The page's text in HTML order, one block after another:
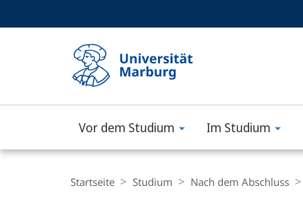
Philipps-
Universität
Marburg
Vor dem Studium Im Studium
Navigation
Startseite Studium Nach dem Abschluss